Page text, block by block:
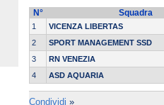
N° Squadra
1
VICENZA LIBERTAS
2
SPORT MANAGEMENT SSD
3
RN VENEZIA
4
ASD AQUARIA
Condividi »